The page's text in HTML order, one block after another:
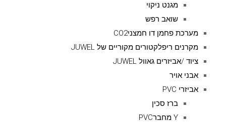
מגנט ניקוי
שואב רפש
מערכת פחמן דו חמצניCO2
מקרנים ריפלקטורים מקוריים של JUWEL
ציוד /אביזרים גאוול JUWEL
אבני אויר
אביזרי PVC
ברז סכין
Y מחברPVC